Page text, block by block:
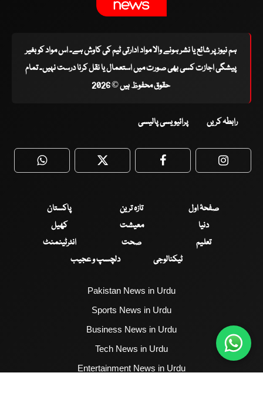
ہم نیوز پر شائع یا نشر ہونے والا مواد ادارتی ٹیم کی کاوش ہے۔ اس مواد کو بغیر
پیشگی اجازت کسی بھی صورت میں استعمال یا نقل کرنا درست نہیں۔ تمام
حقوق محفوظ ہیں © 2026
رابطہ کریں پرائیویسی پالیسی
WhatsApp Twitter Facebook
صفحۂ اول تازہ ترین
پاکستان
دنیا
معیشت
کھیل
تعلیم
صحت
انٹرٹینمنٹ
ٹیکنالوجی
دلچسپ و عجیب
Pakistan News in Urdu
Sports News in Urdu
Business News in Urdu
Tech News in Urdu
Entertainment News in Urdu